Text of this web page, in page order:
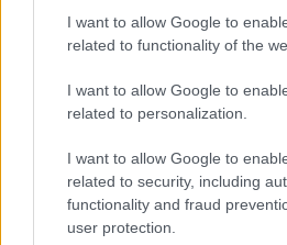
I want to allow Google to
related to functionality of the
I want to allow Google to
related to personalization.
I want to allow Google to
related to security, including
functionality and fraud
user protection.